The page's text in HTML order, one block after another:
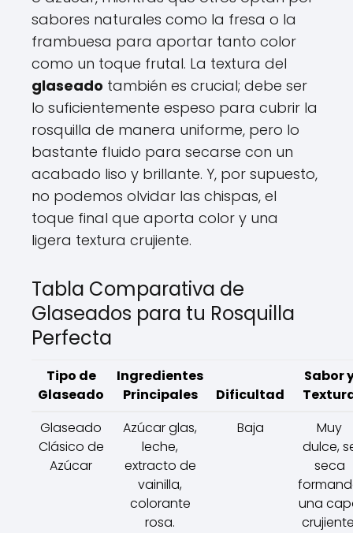
sabores naturales como la fresa o la
frambuesa para aportar tanto color
como un toque frutal. La textura del
glaseado también es crucial; debe ser
lo suficientemente espeso para cubrir la
rosquilla de manera uniforme, pero lo
bastante fluido para secarse con un
acabado liso y brillante. Y, por supuesto,
no podemos olvidar las chispas, el
toque final que aporta color y una
ligera textura crujiente.
Tabla Comparativa de
Glaseados para tu Rosquilla
Perfecta
Tipo de
Glaseado
Ingredientes
Principales
Dificultad
Sabor
Glaseado
Clásico de
Azúcar
Azúcar glas,
leche,
extracto de
vainilla,
colorante
rosa.
Baja
Muy
dulce,
seca
una